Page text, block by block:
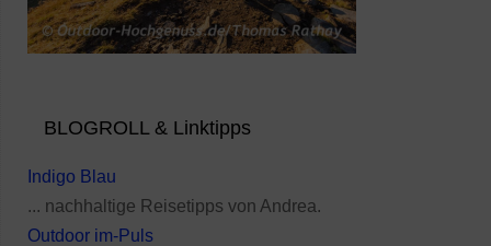
BLOGROLL & Linktipps
Indigo Blau
... nachhaltige Reisetipps von Andrea.
Outdoor im-Puls